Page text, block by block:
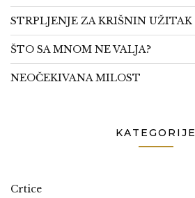
STRPLJENJE ZA KRIŠNIN UŽITAK
ŠTO SA MNOM NE VALJA?
NEOČEKIVANA MILOST
KATEGORIJE
Crtice